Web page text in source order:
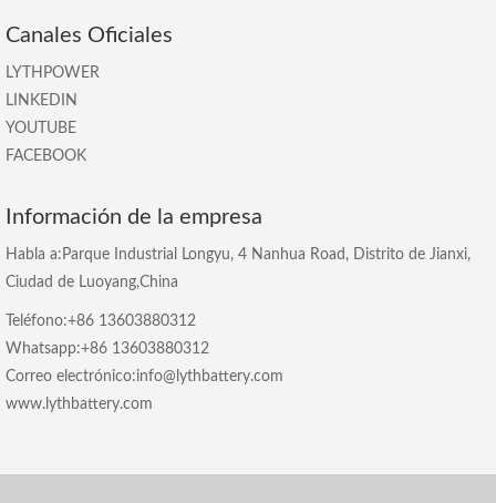
Canales Oficiales
LYTHPOWER
LINKEDIN
YOUTUBE
FACEBOOK
Información de la empresa
Habla a:Parque Industrial Longyu, 4 Nanhua Road, Distrito de Jianxi,
Ciudad de Luoyang,China
Teléfono:+86 13603880312
Whatsapp:+86 13603880312
Correo electrónico:info@lythbattery.com
www.lythbattery.com